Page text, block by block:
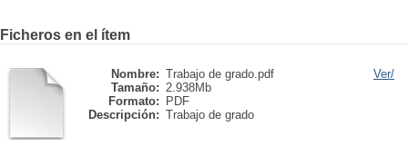
Ficheros en el ítem
Nombre: Trabajo de grado.pdf
Tamaño: 2.938Mb
Formato:
PDF
Descripción: Trabajo de grado
Ver/